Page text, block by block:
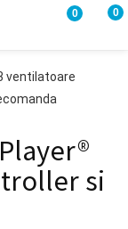
0 0
ventilatoare
si